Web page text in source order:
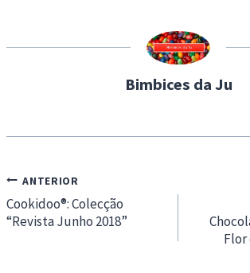
g
Bimbices da Ju
Navegação
de
artigos
ANTERIOR
Cookidoo®: Colecção
“Revista Junho 2018”
Flor